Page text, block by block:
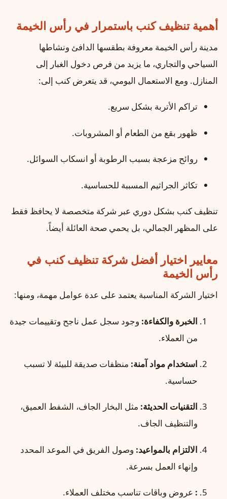
أهمية تنظيف كنب باستمرار في رأس الخيمة
مدينة رأس الخيمة معروفة بطقسها الدافئ ونشاطها
السياحي والتجاري، ما يزيد من فرص دخول الغبار إلى
المنازل. ومع الاستعمال اليومي، قد يتعرض كنب إلى:
تراكم الأتربة بشكل سريع.
ظهور بقع من الطعام أو المشروبات.
روائح مزعجة بسبب الرطوبة أو انسكاب السوائل.
تكاثر الجراثيم المسببة للحساسية.
تنظيف كنب بشكل دوري عبر شركة متخصصة لا يحافظ فقط
على المظهر الجمالي، بل يحمي صحة العائلة أيضاً.
معايير اختيار أفضل شركة تنظيف كنب في
رأس الخيمة
اختيار الشركة المناسبة يعتمد على عدة عوامل مهمة، ومنها:
الخبرة والكفاءة: وجود سجل عمل ناجح وتقييمات جيدة
من العملاء.
استخدام مواد آمنة: منظفات صديقة للبيئة لا تسبب
حساسية.
التقنيات الحديثة: مثل البخار الجاف، الشفط العميق،
والتنظيف الجاف.
الالتزام بالمواعيد: وصول الفريق في الموعد المحدد
وإنهاء العمل بسرعة.
: عروض وباقات تناسب مختلف العملاء.